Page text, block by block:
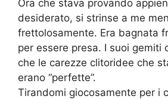
Ora che stava provando
desiderato, si strinse a me
frettolosamente. Era bagnata
per essere presa. I suoi gemiti
che le carezze clitoridee che
erano “perfette”.
Tirandomi giocosamente per i